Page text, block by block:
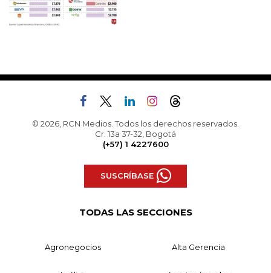
© 2026, RCN Medios. Todos los derechos reservados.
Cr. 13a 37-32, Bogotá
(+57) 1 4227600
SUSCRÍBASE
TODAS LAS SECCIONES
Agronegocios Alta Gerencia